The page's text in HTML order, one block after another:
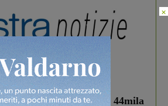
Smart Cities, oltre 44mila
×